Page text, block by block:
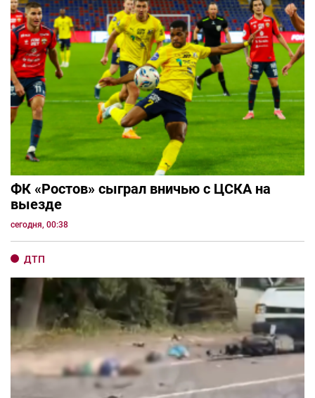
ФК «Ростов» сыграл вничью с ЦСКА на
выезде
сегодня, 00:38
ДТП